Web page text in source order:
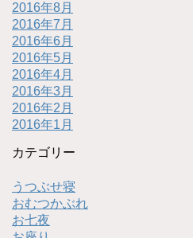
2016年8月
2016年7月
2016年6月
2016年5月
2016年4月
2016年3月
2016年2月
2016年1月
カテゴリー
うつぶせ寝
おむつかぶれ
お七夜